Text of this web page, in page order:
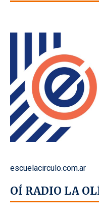
escuelacirculo.com.ar
OÍ RADIO LA